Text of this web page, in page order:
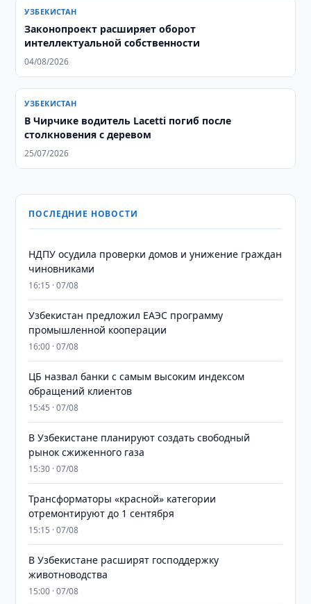
УЗБЕКИСТАН
Законопроект расширяет оборот
интеллектуальной собственности
04/08/2026
УЗБЕКИСТАН
В Чирчике водитель Lacetti погиб после
столкновения с деревом
25/07/2026
ПОСЛЕДНИЕ НОВОСТИ
НДПУ осудила проверки домов и унижение граждан
чиновниками
16:15 · 07/08
Узбекистан предложил ЕАЭС программу
промышленной кооперации
16:00 · 07/08
ЦБ назвал банки с самым высоким индексом
обращений клиентов
15:45 · 07/08
В Узбекистане планируют создать свободный
рынок сжиженного газа
15:30 · 07/08
Трансформаторы «красной» категории
отремонтируют до 1 сентября
15:15 · 07/08
В Узбекистане расширят господдержку
животноводства
15:00 · 07/08